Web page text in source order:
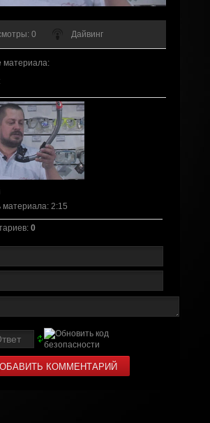
: 0 Дайвинг
материала:
материала: 2:15
: 0